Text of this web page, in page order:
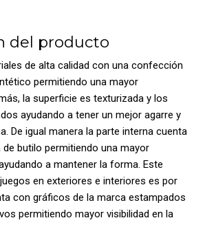
del producto
de alta calidad con una confección
permitiendo una mayor
la superficie es texturizada y los
ayudando a tener un mejor agarre y
De igual manera la parte interna cuenta
butilo permitiendo una mayor
a mantener la forma. Este
en exteriores e interiores es por
con gráficos de la marca estampados
permitiendo mayor visibilidad en la
#7. Color Azul Rey